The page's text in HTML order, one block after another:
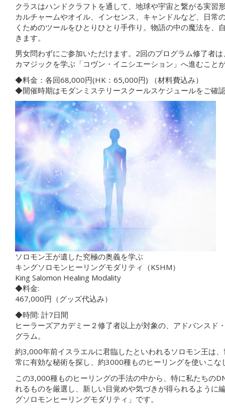
クラスはハンドクラフトを通して、地球や宇宙と繋がる実習
カルチャームやオイル、インセンス、キャンドルなど、日常
くためのツールをひとりひとり手作り。物語の中の魔法を、
きます。
男女問わずにご参加いただけます。2回のプログラム修了者
カマジックを学ぶ「コヴン・イニシエーション」へ進むこと
◆料金：各回68,000円(HK：65,000円) （材料費込み）
◆開催時期はモダンミステリースクールスケジュールをご確
ソロモン王が遺した究極の奥義を学ぶ
キングソロモンヒーリングモダリティ（KSHM）
King Salomon Healing Modality
◆料金:
467,000円（グッズ代込み）
◆時間: 計7日間
ヒーラーズアカデミー２修了者以上が対象の、アドバンスド
グラム。
約3,000年前イスラエルに君臨したといわれるソロモン王は
常に有効な秘術を探し、約3000種ものヒーリングを使いこな
この3,000種ものヒーリングの手法の中から、特に私たちの
れるものを厳選し、新しい目覚めや気づきが得られるように
グソロモンヒーリングモダリティ」です。